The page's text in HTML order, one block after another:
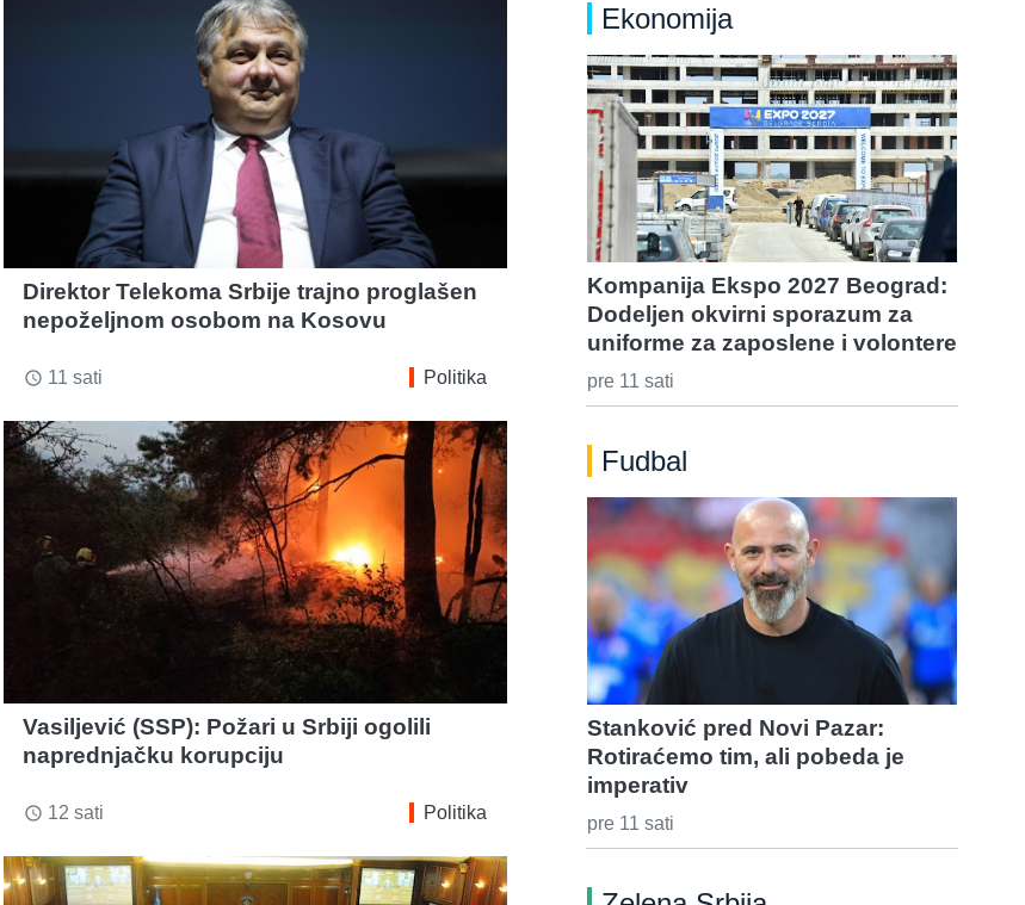
Direktor Telekoma Srbije trajno proglašen
nepoželjnom osobom na Kosovu
access_time 11 sati Politika
Vasiljević (SSP): Požari u Srbiji ogolili
naprednjačku korupciju
access_time 12 sati Politika
Ekonomija
Kompanija Ekspo 2027 Beograd:
Dodeljen okvirni sporazum za
uniforme za zaposlene i volontere
pre 11 sati
Fudbal
Stanković pred Novi Pazar:
Rotiraćemo tim, ali pobeda je
imperativ
pre 11 sati